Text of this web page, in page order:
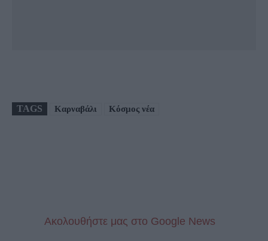
TAGS Καρναβάλι Κόσμος νέα
Aκολουθήστε μας στo Google News